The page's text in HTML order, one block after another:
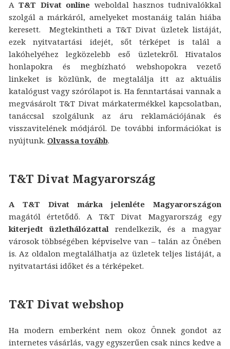
AT&T Divat online weboldal hasznos tudnivalókkal
szolgál a márkáról, amelyeket mostanáig talán hiába
keresett. Megtekintheti a T&T Divat üzletek listáját,
ezek nyitvatartási idejét, sőt térképet is talál a
lakóhelyéhez legközelebb eső üzletekről. Hivatalos
honlapokra és megbízható webshopokra vezető
linkeket is közlünk, de megtalálja itt az aktuális
katalógust vagy szórólapot is. Ha fenntartásai vannak a
megvásárolt T&T Divat márkatermékkel kapcsolatban,
tanáccsal szolgálunk az áru reklamációjának és
visszavitelének módjáról. De további információkat is
nyújtunk. Olvassa tovább.
T&T Divat Magyarország
A T&T Divat márka jelenléte Magyarországon
magától értetődő. A T&T Divat Magyarország egy
kiterjedt üzlethálózattalrendelkezik, és a magyar
városok többségében képviselve van – talán az Önében
is. Az oldalon megtalálhatja az üzletek teljes listáját, a
nyitvatartási időket és a térképeket.
T&T Divat webshop
Ha modern emberként nem okoz Önnek gondot az
internetes vásárlás, vagy egyszerűen csak nincs kedve a